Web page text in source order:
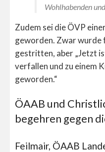
Wohlhabenden
Zudem sei die ÖVP
geworden. Zwar
gestritten, aber „Jetzt
verfallen und zu einem
geworden.“
ÖAAB und
begehren gegen
Feilmair, ÖAAB